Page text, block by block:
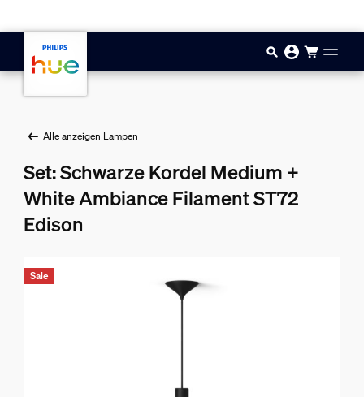
Alle anzeigen Lampen
Set: Schwarze Kordel Medium +
White Ambiance Filament ST72
Edison
Sale